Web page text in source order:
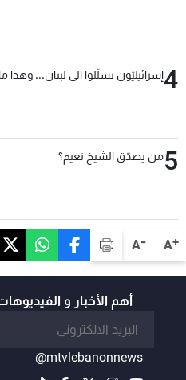
A+
A-
4إسرائيليّون تسلّلوا الى لبنان... وهذا
5من يصدّق الشيخ نعيم؟
أهم الأخبار و
@mtvlebanonnews